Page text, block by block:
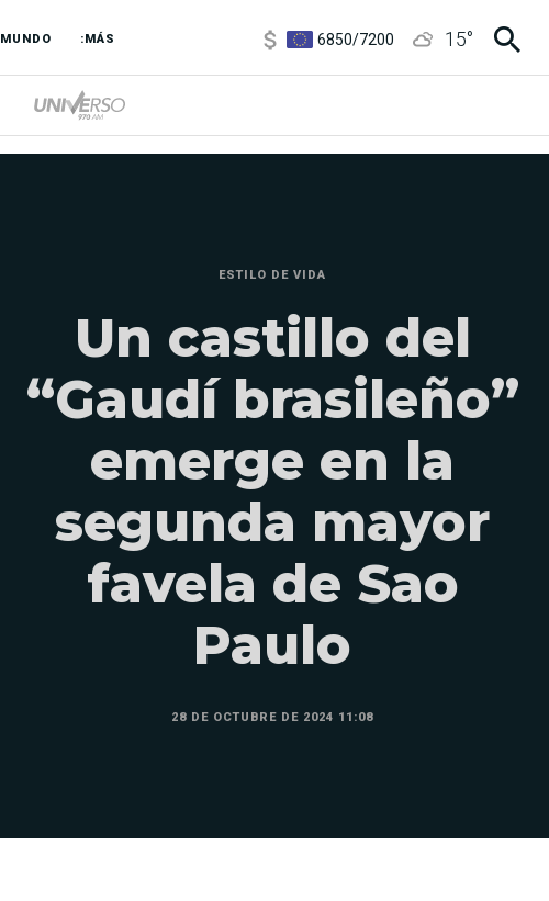
MUNDO :MÁS
5900/5960 15°
ESTILO DE VIDA
Un castillo del
“Gaudí brasileño”
emerge en la
segunda mayor
favela de Sao
Paulo
28 DE OCTUBRE DE 2024 11:08